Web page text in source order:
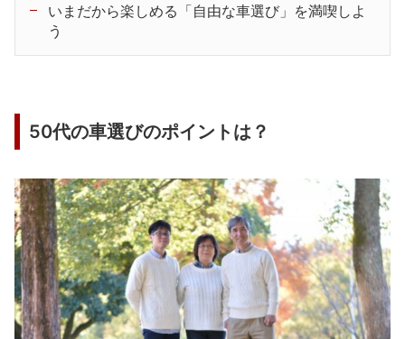
いまだから楽しめる「自由な車選び」を満喫しよ
う
50代の車選びのポイントは？